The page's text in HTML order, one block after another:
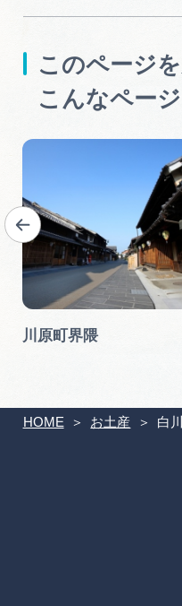
HOME お土産 白
このページ
こんなペー
川原町界隈